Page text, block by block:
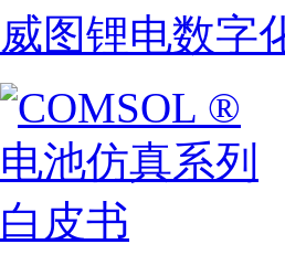
威图锂电数字